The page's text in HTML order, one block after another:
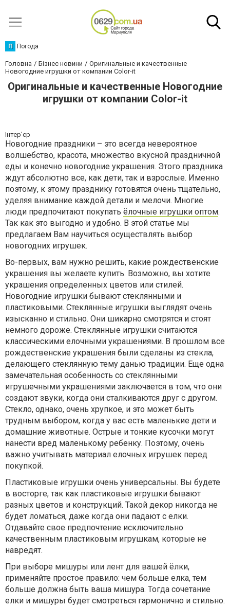
П Погода
Головна Бізнес новини
Оригинальные и качественные
Новогодние игрушки от компании Color-it
Оригинальные и качественные Новогодние
игрушки от компании Color-it
Інтер'єр
Новогодние праздники – это всегда невероятное
волшебство, красота, множество вкусной праздничной
еды и конечно новогодние украшения. Этого праздника
ждут абсолютно все, как дети, так и взрослые. Именно
поэтому, к этому празднику готовятся очень тщательно,
уделяя внимание каждой детали и мелочи. Многие
люди предпочитают покупать ёлочные игрушки оптом.
Так как это выгодно и удобно. В этой статье мы
предлагаем Вам научиться осуществлять выбор
новогодних игрушек.
Во-первых, вам нужно решить, какие рождественские
украшения вы желаете купить. Возможно, вы хотите
украшения определенных цветов или стилей.
Новогодние игрушки бывают стеклянными и
пластиковыми. Стеклянные игрушки выглядят очень
изысканно и стильно. Они шикарно смотрятся и стоят
немного дороже. Стеклянные игрушки считаются
классическими елочными украшениями. В прошлом все
рождественские украшения были сделаны из стекла,
делающего стеклянную тему данью традиции. Еще одна
замечательная особенность со стеклянными
игрушечными украшениями заключается в том, что они
создают звуки, когда они сталкиваются друг с другом.
Стекло, однако, очень хрупкое, и это может быть
трудным выбором, когда у вас есть маленькие дети и
домашние животные. Острые и тонкие кусочки могут
нанести вред маленькому ребенку. Поэтому, очень
важно учитывать материал елочных игрушек перед
покупкой.
Пластиковые игрушки очень универсальны. Вы будете
в восторге, так как пластиковые игрушки бывают
разных цветов и конструкций. Такой декор никогда не
будет ломаться, даже когда они падают с елки.
Отдавайте свое предпочтение исключительно
качественным пластиковым игрушкам, которые не
навредят.
При выборе мишуры или лент для вашей ёлки,
применяйте простое правило: чем больше елка, тем
больше должна быть ваша мишура. Тогда сочетание
елки и мишуры будет смотреться гармонично и стильно.